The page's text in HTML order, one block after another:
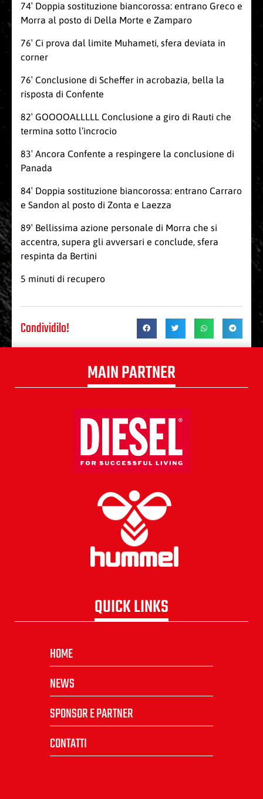
74′ Doppia sostituzione biancorossa: entrano Greco e
Morra al posto di Della Morte e Zamparo
76′ Ci prova dal limite Muhameti, sfera deviata in
corner
76′ Conclusione di Scheffer in acrobazia, bella la
risposta di Confente
82′ GOOOOALLLLL Conclusione a giro di Rauti che
termina sotto l’incrocio
83′ Ancora Confente a respingere la conclusione di
Panada
84′ Doppia sostituzione biancorossa: entrano Carraro
e Sandon al posto di Zonta e Laezza
89′ Bellissima azione personale di Morra che si
accentra, supera gli avversari e conclude, sfera
respinta da Bertini
5 minuti di recupero
Condividilo!
MAIN PARTNER
QUICK LINKS
HOME
NEWS
SPONSOR E PARTNER
CONTATTI